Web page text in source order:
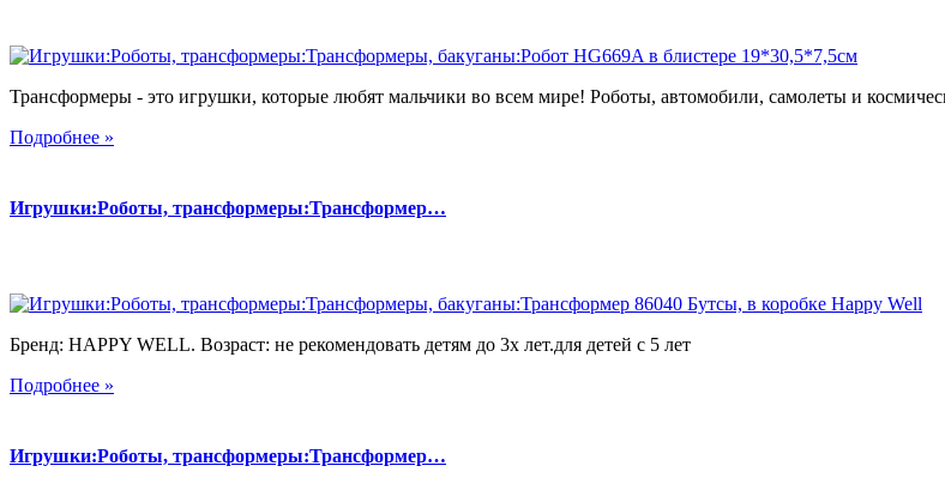
Трансформеры - это игрушки, которые любят мальчики во всем мире! Роботы, автомобили, самолеты и
Подробнее »
Игрушки:Роботы, трансформеры:Трансформер…
Бренд: HAPPY WELL. Возраст: не рекомендовать детям до 3х лет.для детей с 5 лет
Подробнее »
Игрушки:Роботы, трансформеры:Трансформер…